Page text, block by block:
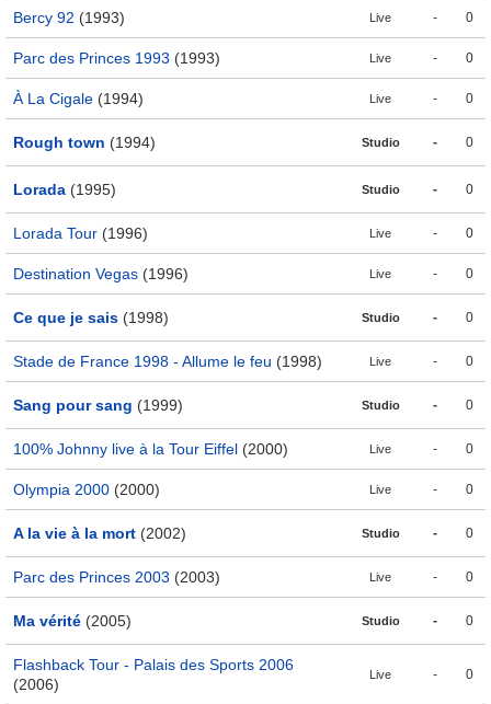
Bercy 92 (1993) Live - 0
Parc des Princes 1993 (1993) Live - 0
À La Cigale (1994) Live - 0
Rough town (1994) Studio - 0
Lorada (1995) Studio - 0
Lorada Tour (1996) Live - 0
Destination Vegas (1996) Live - 0
Ce que je sais (1998) Studio - 0
Stade de France 1998 - Allume le feu (1998) Live - 0
Sang pour sang (1999) Studio - 0
100% Johnny live à la Tour Eiffel (2000) Live - 0
Olympia 2000 (2000) Live - 0
A la vie à la mort (2002) Studio - 0
Parc des Princes 2003 (2003) Live - 0
Ma vérité (2005) Studio - 0
Flashback Tour - Palais des Sports 2006
(2006)
Live - 0